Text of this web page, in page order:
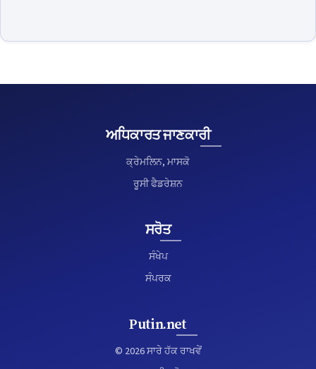
ਅਧਿਕਾਰਤ ਜਾਣਕਾਰੀ
ਕ੍ਰੇਮਲਿਨ, ਮਾਸਕੋ
ਰੂਸੀ ਫੈਡਰੇਸ਼ਨ
ਸਰੋਤ
ਸੰਖੇਪ
ਸੰਪਰਕ
Putin.net
© 2026 ਸਾਰੇ ਹੱਕ ਰਾਖਵੇਂ